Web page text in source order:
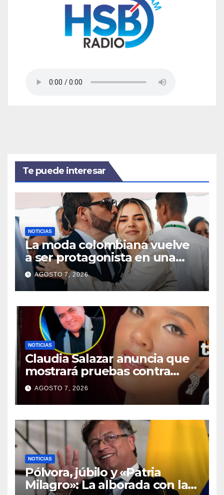
Te puede interesar
NOTICIAS
La moda colombiana vuelve
a ser protagonista en una
posesión presidencial
AGOSTO 7, 2026
NOTICIAS
Claudia Salazar anuncia que
mostrará pruebas contra
dueño de La Bella Luz tras
negar conocer presunto
acoso
AGOSTO 7, 2026
NOTICIAS
Pólvora, júbilo y «Patria
Milagro»: La alborada con la